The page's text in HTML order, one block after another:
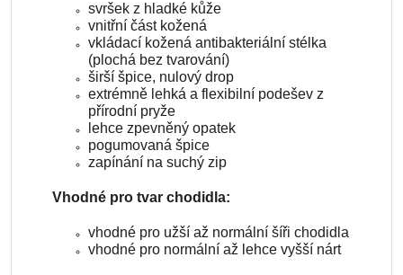
svršek z hladké kůže
vnitřní část kožená
vkládací kožená antibakteriální stélka
(plochá bez tvarování)
širší špice, nulový drop
extrémně lehká a flexibilní podešev z
přírodní pryže
lehce zpevněný opatek
pogumovaná špice
zapínání na suchý zip
Vhodné pro tvar chodidla:
vhodné pro užší až normální šíři chodidla
vhodné pro normální až lehce vyšší nárt